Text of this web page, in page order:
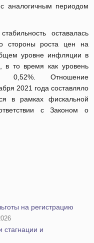
аналогичным периодом
оставалась
стороны роста цен на
уровне инфляции в
в то время как уровень
0,52%. Отношение
2021 года составляло
в рамках фискальной
с Законом о
на регистрацию
стагнации и